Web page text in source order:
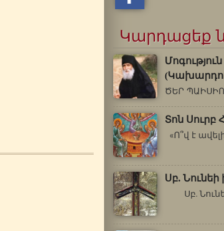
Կարդացեք
Մոգություն
Տոն Սուրբ
Սբ.